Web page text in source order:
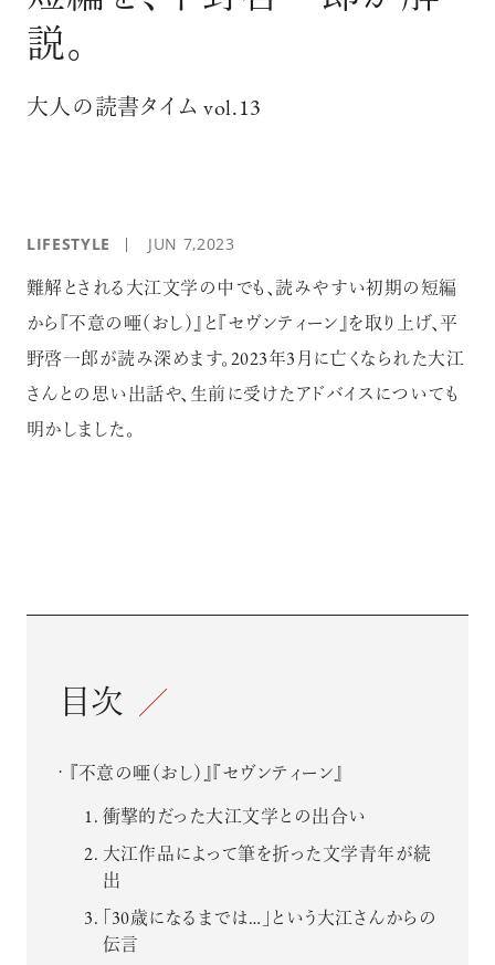
説。
大人の読書タイム vol.13
LIFESTYLE JUN 7,2023
難解とされる大江文学の中でも、読みやすい初期の短編
から『不意の唖（おし）』と『セヴンティーン』を取り上げ、平
野啓一郎が読み深めます。2023年3月に亡くなられた大江
さんとの思い出話や、生前に受けたアドバイスについても
明かしました。
目次
『不意の唖（おし）』『セヴンティーン』
衝撃的だった大江文学との出合い
大江作品によって筆を折った文学青年が続
出
「30歳になるまでは…」という大江さんからの
伝言